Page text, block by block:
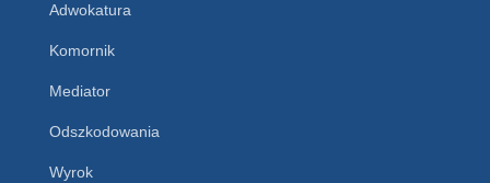
Adwokatura
Komornik
Mediator
Odszkodowania
Wyrok